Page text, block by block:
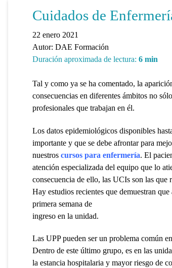
Cuidados de
22 enero 2021
Autor: DAE Formación
Duración aproximada de lectura: 6 min
Tal y como ya se ha comentado, la
consecuencias en diferentes ámbitos no
profesionales que trabajan en él.
Los datos epidemiológicos disponibles
importante y que se debe afrontar para
nuestros cursos para enfermería. El
atención especializada del equipo que lo
consecuencia de ello, las UCIs son las que
Hay estudios recientes que demuestran
primera semana de
ingreso en la unidad.
Las UPP pueden ser un problema común
Dentro de este último grupo, es en las
la estancia hospitalaria y mayor riesgo de